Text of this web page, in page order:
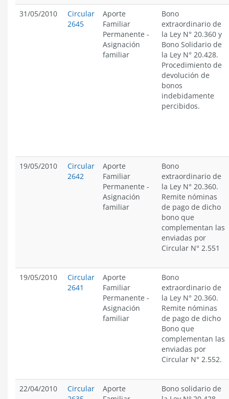
31/05/2010
Circular
2645
Aporte
Familiar
Permanente -
Asignación
familiar
Bono
extraordinario de
la Ley N° 20.360 y
Bono Solidario de
la Ley N° 20.428.
Procedimiento de
devolución de
bonos
indebidamente
percibidos.
19/05/2010
Circular
2642
Aporte
Familiar
Permanente -
Asignación
familiar
Bono
extraordinario de
la Ley N° 20.360.
Remite nóminas
de pago de dicho
bono que
complementan las
enviadas por
Circular N° 2.551
19/05/2010
Circular
2641
Aporte
Familiar
Permanente -
Asignación
familiar
Bono
extraordinario de
la Ley N° 20.360.
Remite nóminas
de pago de dicho
Bono que
complementan las
enviadas por
Circular N° 2.552.
22/04/2010
Circular
Aporte
Bono solidario de